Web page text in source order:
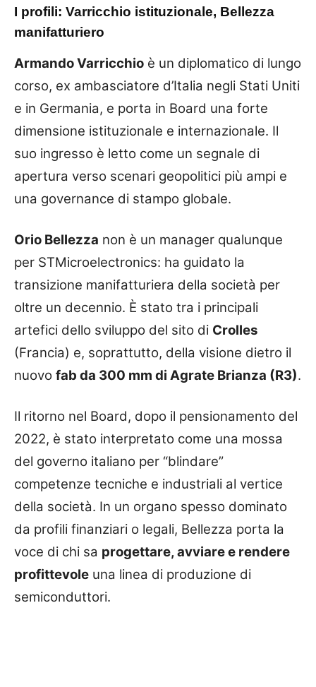
I profili: Varricchio istituzionale, Bellezza
manifatturiero
Armando Varricchio è un diplomatico di lungo
corso, ex ambasciatore d’Italia negli Stati Uniti
e in Germania, e porta in Board una forte
dimensione istituzionale e internazionale. Il
suo ingresso è letto come un segnale di
apertura verso scenari geopolitici più ampi e
una governance di stampo globale.
Orio Bellezza non è un manager qualunque
per STMicroelectronics: ha guidato la
transizione manifatturiera della società per
oltre un decennio. È stato tra i principali
artefici dello sviluppo del sito di Crolles
(Francia) e, soprattutto, della visione dietro il
nuovo fab da 300 mm di Agrate Brianza (R3).
Il ritorno nel Board, dopo il pensionamento del
2022, è stato interpretato come una mossa
del governo italiano per “blindare”
competenze tecniche e industriali al vertice
della società. In un organo spesso dominato
da profili finanziari o legali, Bellezza porta la
voce di chi sa progettare, avviare e rendere
profittevole una linea di produzione di
semiconduttori.